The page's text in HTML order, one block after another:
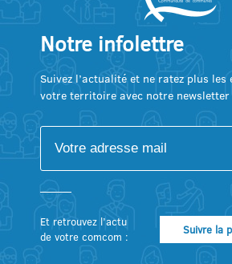
Notre infolettre
Suivez l’actualité et ne ratez plus les
votre territoire avec notre newsletter
Et retrouvez l’actu
de votre comcom :
Suivre la